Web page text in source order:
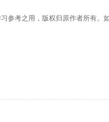
参考之用，版权归原作者所有。